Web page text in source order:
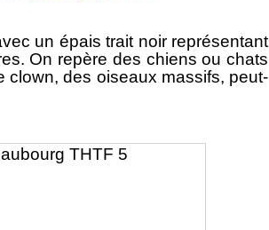
un épais trait noir représentant
On repère des chiens ou chats
des oiseaux massifs, peut-